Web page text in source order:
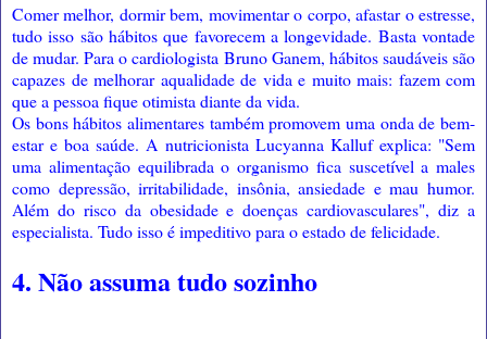
Comer melhor, dormir bem, movimentar o corpo, afastar o estresse,
tudo isso são hábitos que favorecem a longevidade. Basta vontade
de mudar. Para o cardiologista Bruno Ganem, hábitos saudáveis são
capazes de melhorar aqualidade de vida e muito mais: fazem com
que a pessoa fique otimista diante da vida.
Os bons hábitos alimentares também promovem uma onda de bem-
estar e boa saúde. A nutricionista Lucyanna Kalluf explica: "Sem
uma alimentação equilibrada o organismo fica suscetível a males
como depressão, irritabilidade, insônia, ansiedade e mau humor.
Além do risco da obesidade e doenças cardiovasculares", diz a
especialista. Tudo isso é impeditivo para o estado de felicidade.
4. Não assuma tudo sozinho